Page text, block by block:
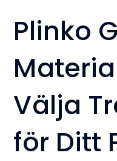
Plinko
Välja
för Ditt